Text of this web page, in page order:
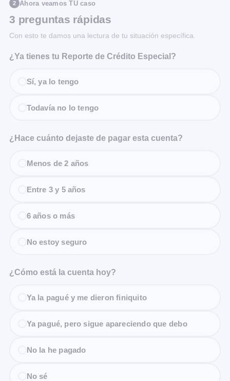
2 Ahora veamos TU caso
3 preguntas rápidas
Con esto te damos una lectura de tu situación específica.
¿Ya tienes tu Reporte de Crédito Especial?
Sí, ya lo tengo
Todavía no lo tengo
¿Hace cuánto dejaste de pagar esta cuenta?
Menos de 2 años
Entre 3 y 5 años
6 años o más
No estoy seguro
¿Cómo está la cuenta hoy?
Ya la pagué y me dieron finiquito
Ya pagué, pero sigue apareciendo que debo
No la he pagado
No sé